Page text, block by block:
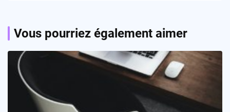
Vous pourriez également aimer